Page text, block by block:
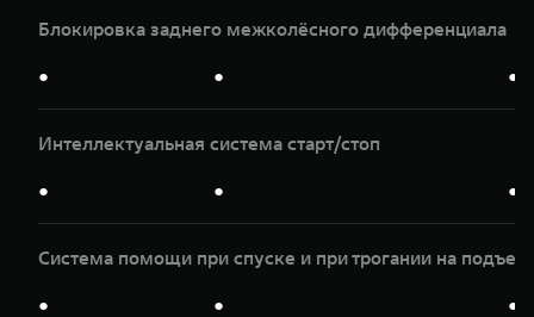
Блокировка заднего межколёсного дифференциала
● ● ●
Интеллектуальная система старт/стоп
● ● ●
Система помощи при спуске и при трогании на
● ● ●